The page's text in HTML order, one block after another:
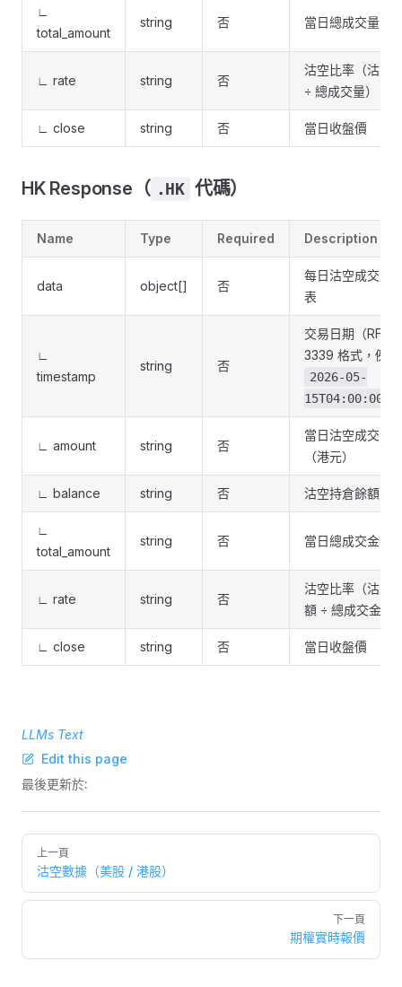
∟
total_amount
string 否 當日總成交量
∟ rate string 否
沽空比率（沽空
÷ 總成交量）
∟ close string 否 當日收盤價
HK Response（ .HK 代碼）
Name Type Required Description
data object[] 否
每日沽空成交量
表
∟
timestamp
string 否
交易日期（RFC
3339 格式，例如
2026-05-
15T04:00:00Z
∟ amount string 否
當日沽空成交金
（港元）
∟ balance string 否 沽空持倉餘額
∟
total_amount
string 否 當日總成交金額
∟ rate string 否
沽空比率（沽空
額 ÷ 總成交金額
∟ close string 否 當日收盤價
LLMs Text
Edit this page
最後更新於:
Pager
上一頁
沽空數據（美股 / 港股）
下一頁
期權實時報價